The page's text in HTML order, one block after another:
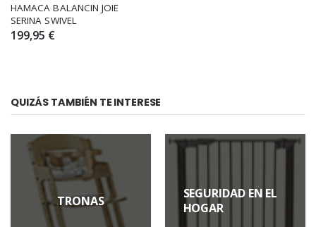
HAMACA BALANCIN JOIE
SERINA SWIVEL
199,95 €
QUIZÁS TAMBIÉN TE INTERESE
TRONAS
SEGURIDAD EN EL
HOGAR